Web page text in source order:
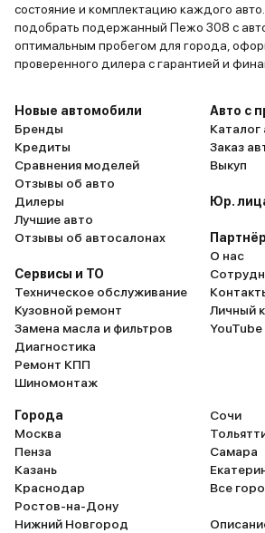
состояние и комплектацию каждого
подобрать подержанный Пежо 308 с
оптимальным пробегом для города,
проверенного дилера с гарантией и
Новые автомобили
Бренды
Кредиты
Сравнения моделей
Отзывы об авто
Дилеры
Лучшие авто
Отзывы об автосалонах
Сервисы и ТО
Техническое обслуживание
Кузовной ремонт
Замена масла и фильтров
Диагностика
Ремонт КПП
Шиномонтаж
Авто с
Каталог
Заказ
Выкуп
Юр.
О нас
Личный
Города
Москва
Пенза
Казань
Краснодар
Ростов-на-Дону
Нижний Новгород
Сочи
Самара
Все